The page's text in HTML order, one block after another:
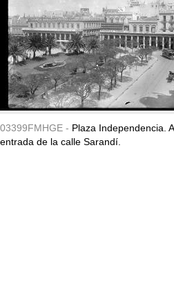
03399FMHGE - Plaza Independencia.
entrada de la calle Sarandí.